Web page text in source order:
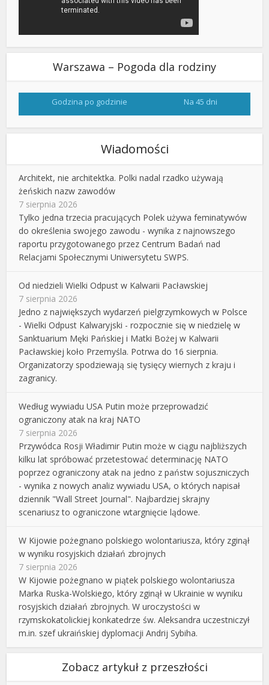
Warszawa – Pogoda dla rodziny
Godzina po godzinie Na 45 dni
Wiadomości
Architekt, nie architektka. Polki nadal rzadko używają
żeńskich nazw zawodów
7 sierpnia 2026
Tylko jedna trzecia pracujących Polek używa feminatywów
do określenia swojego zawodu - wynika z najnowszego
raportu przygotowanego przez Centrum Badań nad
Relacjami Społecznymi Uniwersytetu SWPS.
Od niedzieli Wielki Odpust w Kalwarii Pacławskiej
7 sierpnia 2026
Jedno z największych wydarzeń pielgrzymkowych w Polsce
- Wielki Odpust Kalwaryjski - rozpocznie się w niedzielę w
Sanktuarium Męki Pańskiej i Matki Bożej w Kalwarii
Pacławskiej koło Przemyśla. Potrwa do 16 sierpnia.
Organizatorzy spodziewają się tysięcy wiernych z kraju i
zagranicy.
Według wywiadu USA Putin może przeprowadzić
ograniczony atak na kraj NATO
7 sierpnia 2026
Przywódca Rosji Władimir Putin może w ciągu najbliższych
kilku lat spróbować przetestować determinację NATO
poprzez ograniczony atak na jedno z państw sojuszniczych
- wynika z nowych analiz wywiadu USA, o których napisał
dziennik "Wall Street Journal". Najbardziej skrajny
scenariusz to ograniczone wtargnięcie lądowe.
W Kijowie pożegnano polskiego wolontariusza, który zginął
w wyniku rosyjskich działań zbrojnych
7 sierpnia 2026
W Kijowie pożegnano w piątek polskiego wolontariusza
Marka Ruska-Wolskiego, który zginął w Ukrainie w wyniku
rosyjskich działań zbrojnych. W uroczystości w
rzymskokatolickiej konkatedrze św. Aleksandra uczestniczył
m.in. szef ukraińskiej dyplomacji Andrij Sybiha.
Zobacz artykuł z przeszłości